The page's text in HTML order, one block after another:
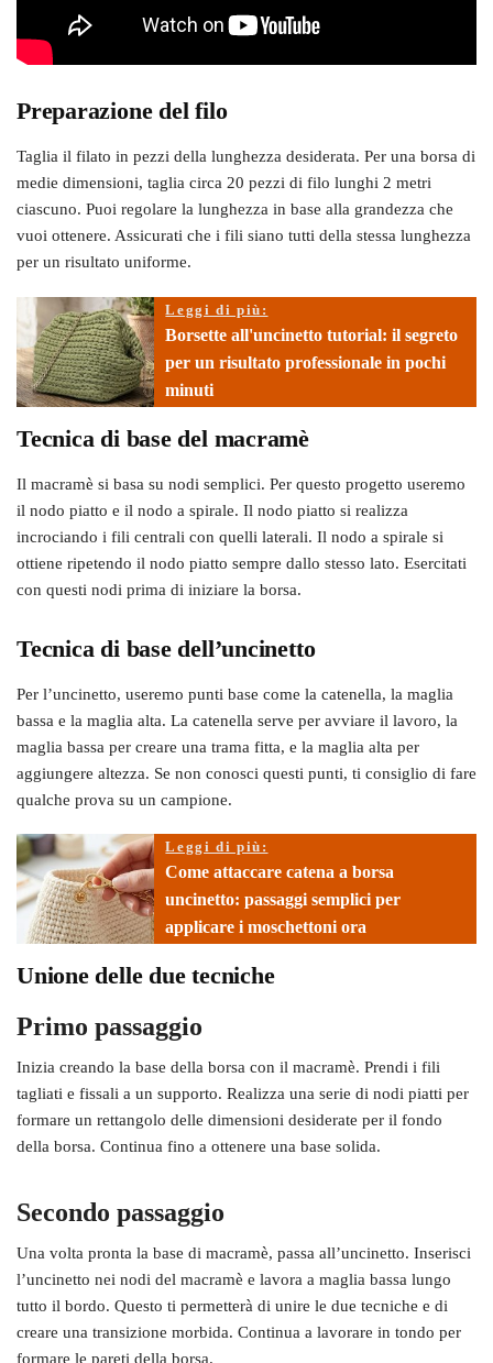
Preparazione del filo
Taglia il filato in pezzi della lunghezza desiderata. Per una borsa di
medie dimensioni, taglia circa 20 pezzi di filo lunghi 2 metri
ciascuno. Puoi regolare la lunghezza in base alla grandezza che
vuoi ottenere. Assicurati che i fili siano tutti della stessa lunghezza
per un risultato uniforme.
Leggi di più:
Borsette all'uncinetto tutorial: il segreto
per un risultato professionale in pochi
minuti
Tecnica di base del macramè
Il macramè si basa su nodi semplici. Per questo progetto useremo
il nodo piatto e il nodo a spirale. Il nodo piatto si realizza
incrociando i fili centrali con quelli laterali. Il nodo a spirale si
ottiene ripetendo il nodo piatto sempre dallo stesso lato. Esercitati
con questi nodi prima di iniziare la borsa.
Tecnica di base dell’uncinetto
Per l’uncinetto, useremo punti base come la catenella, la maglia
bassa e la maglia alta. La catenella serve per avviare il lavoro, la
maglia bassa per creare una trama fitta, e la maglia alta per
aggiungere altezza. Se non conosci questi punti, ti consiglio di fare
qualche prova su un campione.
Leggi di più:
Come attaccare catena a borsa
uncinetto: passaggi semplici per
applicare i moschettoni ora
Unione delle due tecniche
Primo passaggio
Inizia creando la base della borsa con il macramè. Prendi i fili
tagliati e fissali a un supporto. Realizza una serie di nodi piatti per
formare un rettangolo delle dimensioni desiderate per il fondo
della borsa. Continua fino a ottenere una base solida.
Secondo passaggio
Una volta pronta la base di macramè, passa all’uncinetto. Inserisci
l’uncinetto nei nodi del macramè e lavora a maglia bassa lungo
tutto il bordo. Questo ti permetterà di unire le due tecniche e di
creare una transizione morbida. Continua a lavorare in tondo per
formare le pareti della borsa.